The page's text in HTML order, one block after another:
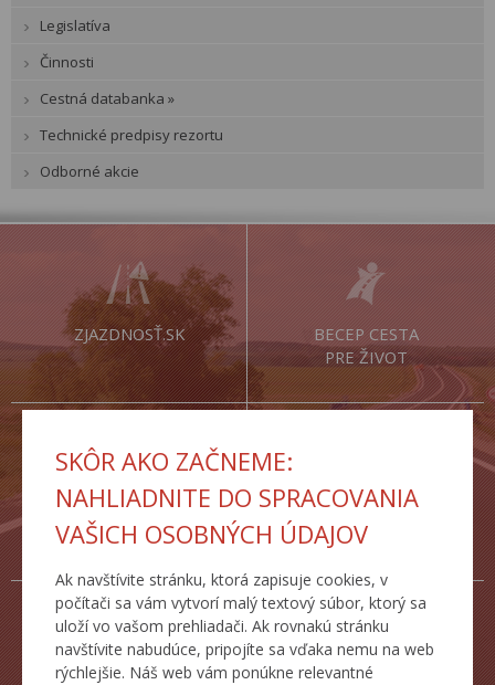
SKÔR AKO ZAČNEME:
NAHLIADNITE DO SPRACOVANIA
VAŠICH OSOBNÝCH ÚDAJOV
Ak navštívite stránku, ktorá zapisuje cookies, v
počítači sa vám vytvorí malý textový súbor, ktorý sa
uloží vo vašom prehliadači. Ak rovnakú stránku
navštívite nabudúce, pripojíte sa vďaka nemu na web
rýchlejšie. Náš web vám ponúkne relevantné
Legislatíva
Činnosti
Cestná databanka »
Technické predpisy rezortu
Odborné akcie
ZJAZDNOSŤ.SK
BECEP CESTA
PRE ŽIVOT
CESTNÁ
DATABANKA
DOPRAVNÉ
INŽINIERSTVO